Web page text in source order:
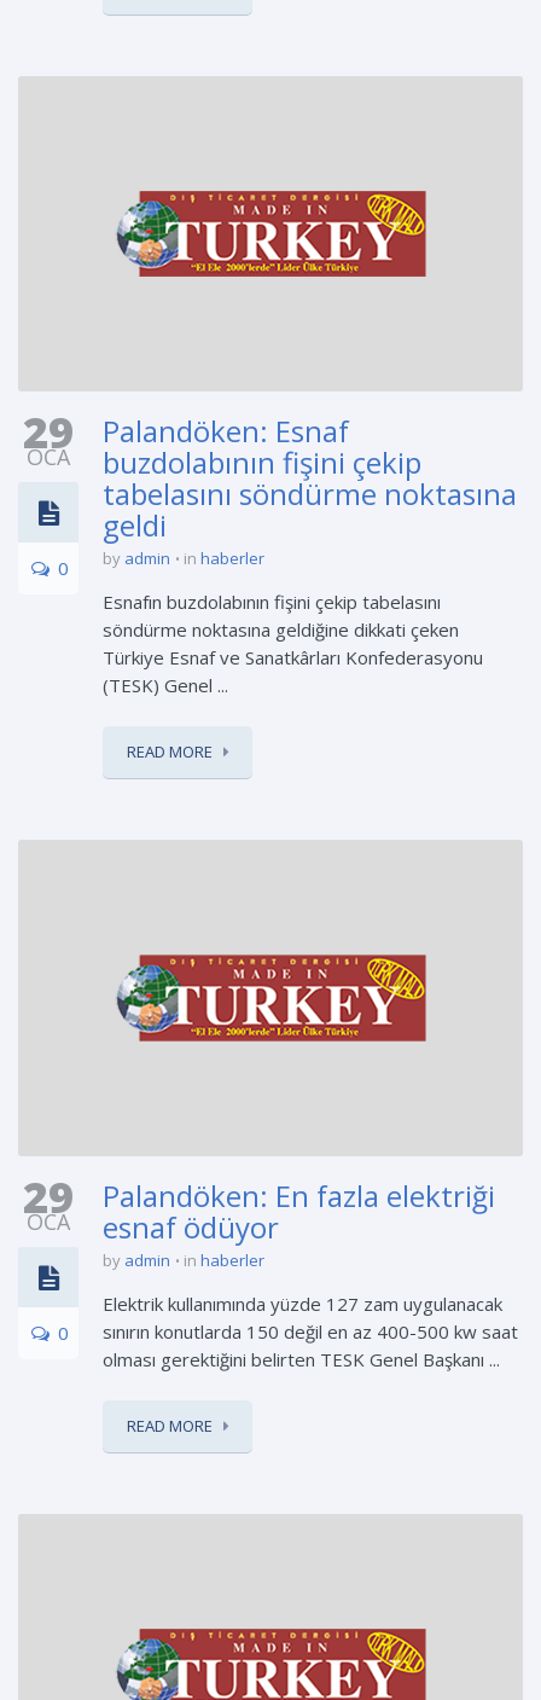
29
OCA
0
Palandöken: Esnaf
buzdolabının fişini çekip
tabelasını söndürme noktasına
geldi
by admin in haberler
Esnafın buzdolabının fişini çekip tabelasını
söndürme noktasına geldiğine dikkati çeken
Türkiye Esnaf ve Sanatkârları Konfederasyonu
(TESK) Genel ...
READ MORE
29
OCA
0
Palandöken: En fazla elektriği
esnaf ödüyor
by admin in haberler
Elektrik kullanımında yüzde 127 zam uygulanacak
sınırın konutlarda 150 değil en az 400-500 kw saat
olması gerektiğini belirten TESK Genel Başkanı ...
READ MORE